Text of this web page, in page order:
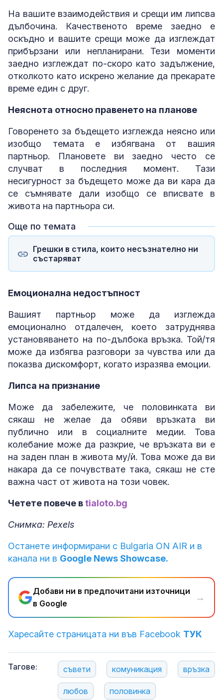
На вашите взаимодействия и срещи им липсва
дълбочина. Качественото време заедно е
оскъдно и вашите срещи може да изглеждат
прибързани или непланирани. Тези моменти
заедно изглеждат по-скоро като задължение,
отколкото като искрено желание да прекарате
време един с друг.
Неяснота относно правенето на планове
Говоренето за бъдещето изглежда неясно или
изобщо темата е избягвана от вашия
партньор. Плановете ви заедно често се
случват в последния момент. Тази
несигурност за бъдещето може да ви кара да
се съмнявате дали изобщо се вписвате в
живота на партньора си.
Още по темата
Грешки в стила, които несъзнателно ни
състаряват
Емоционална недостъпност
Вашият партньор може да изглежда
емоционално отдалечен, което затруднява
установяването на по-дълбока връзка. Той/тя
може да избягва разговори за чувства или да
показва дискомфорт, когато изразява емоции.
Липса на признание
Може да забележите, че половинката ви
сякаш не желае да обяви връзката ви
публично или в социалните медии. Това
колебание може да разкрие, че връзката ви е
на заден план в живота му/ѝ. Това може да ви
накара да се почувствате така, сякаш не сте
важна част от живота на този човек.
Четете повече вtialoto.bg
Снимка: Pexels
Останете информирани с Bulgaria ON AIR и в
канала ни в Google News Showcase.
Добави ни в предпочитани източници
в Google
→
Харесайте страницата ни във Facebook ТУК
Тагове: съвети комуникация връзка
любов половинка